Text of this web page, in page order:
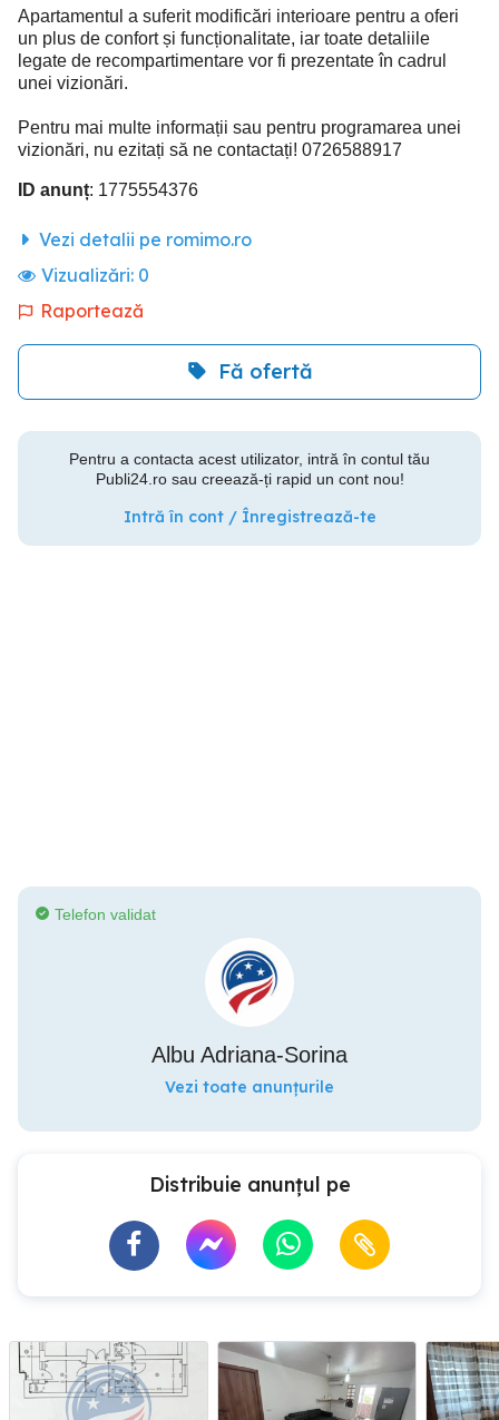
Apartamentul a suferit modificări interioare pentru a oferi
un plus de confort și funcționalitate, iar toate detaliile
legate de recompartimentare vor fi prezentate în cadrul
unei vizionări.
Pentru mai multe informații sau pentru programarea unei
vizionări, nu ezitați să ne contactați! 0726588917
ID anunț: 1775554376
Vezi detalii pe romimo.ro
Vizualizări: 0
Raportează
Fă ofertă
Pentru a contacta acest utilizator, intră în contul tău
Publi24.ro sau creează-ți rapid un cont nou!
Intră în cont / Înregistrează-te
Telefon validat
Albu Adriana-Sorina
Vezi toate anunțurile
Distribuie anunțul pe